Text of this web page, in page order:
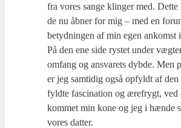
fra vores san­ge klin­ger med.
de nu åbner for mig – med en
betyd­nin­gen af min egen ankomst
På den ene side rystet under
omfang og ansva­rets dyb­de. Men
er jeg sam­ti­dig også opfyldt af
fyld­te fasci­na­tion og ære­frygt, ved
kom­met min kone og jeg i hæn­de
vores dat­ter.